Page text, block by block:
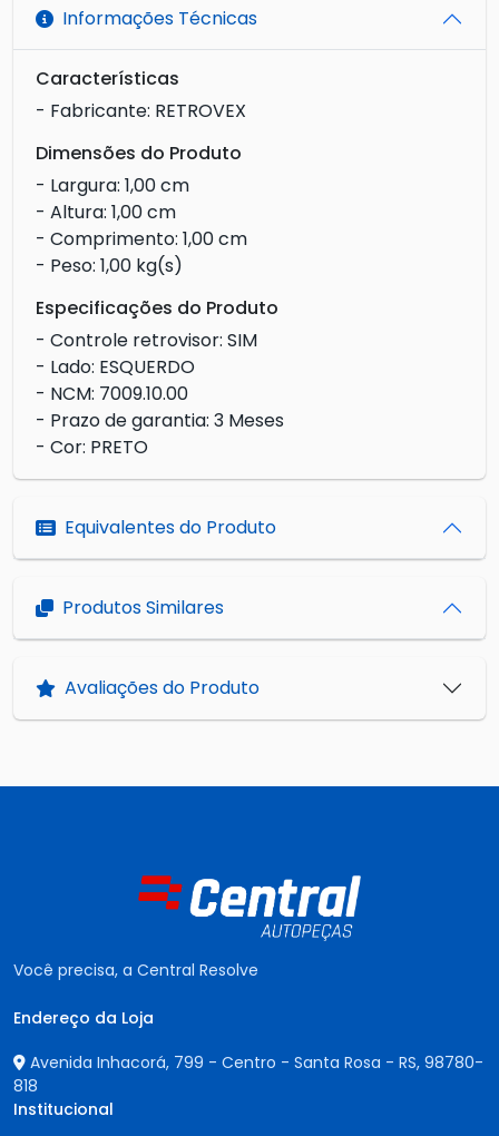
Informações Técnicas
Características
- Fabricante: RETROVEX
Dimensões do Produto
- Largura: 1,00 cm
- Altura: 1,00 cm
- Comprimento: 1,00 cm
- Peso: 1,00 kg(s)
Especificações do Produto
- Controle retrovisor: SIM
- Lado: ESQUERDO
- NCM: 7009.10.00
- Prazo de garantia: 3 Meses
- Cor: PRETO
Equivalentes do Produto
Produtos Similares
Avaliações do Produto
Você precisa, a Central Resolve
Endereço da Loja
Avenida Inhacorá, 799 - Centro - Santa Rosa - RS, 98780-
818
Institucional